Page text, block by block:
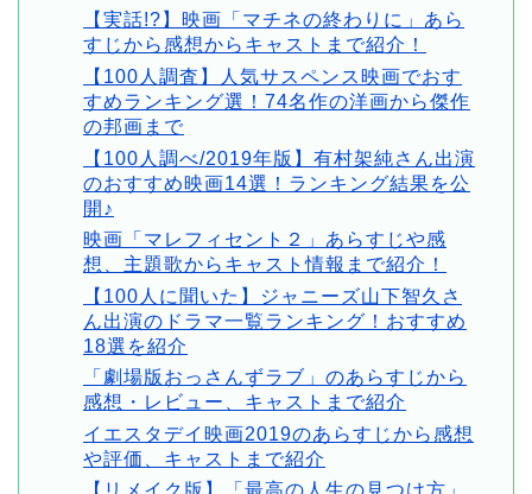
【実話!?】映画「マチネの終わりに」あら
すじから感想からキャストまで紹介！
【100人調査】人気サスペンス映画でおす
すめランキング選！74名作の洋画から傑作
の邦画まで
【100人調べ/2019年版】有村架純さん出演
のおすすめ映画14選！ランキング結果を公
開♪
映画「マレフィセント２」あらすじや感
想、主題歌からキャスト情報まで紹介！
【100人に聞いた】ジャニーズ山下智久さ
ん出演のドラマ一覧ランキング！おすすめ
18選を紹介
「劇場版おっさんずラブ」のあらすじから
感想・レビュー、キャストまで紹介
イエスタデイ映画2019のあらすじから感想
や評価、キャストまで紹介